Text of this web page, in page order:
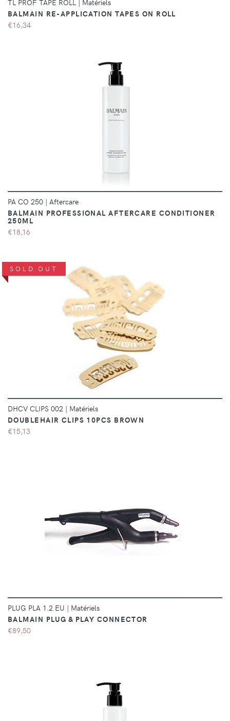
TL PROF TAPE ROLL
Matériels
BALMAIN RE-APPLICATION TAPES ON ROLL
€16,34
DÉTAILS
PA CO 250 | Aftercare
BALMAIN PROFESSIONAL AFTERCARE CONDITIONER
250ML
€18,16
SOLD OUT
DÉTAILS
DHCV CLIPS 002 | Matériels
DOUBLEHAIR CLIPS 10PCS BROWN
€15,13
DÉTAILS
PLUG PLA 1.2 EU | Matériels
BALMAIN PLUG & PLAY CONNECTOR
€89,50